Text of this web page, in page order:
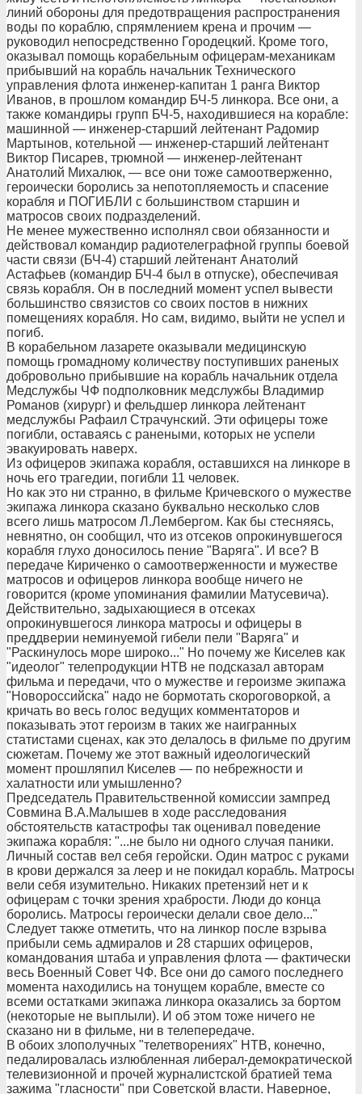
линий обороны для предотвращения распространения
воды по кораблю, спрямлением крена и прочим —
руководил непосредственно Городецкий. Кроме того,
оказывал помощь корабельным офицерам-механикам
прибывший на корабль начальник Технического
управления флота инженер-капитан 1 ранга Виктор
Иванов, в прошлом командир БЧ-5 линкора. Все они, а
также командиры групп БЧ-5, находившиеся на корабле:
машинной — инженер-старший лейтенант Радомир
Мартынов, котельной — инженер-старший лейтенант
Виктор Писарев, трюмной — инженер-лейтенант
Анатолий Михалюк, — все они тоже самоотверженно,
героически боролись за непотопляемость и спасение
корабля и ПОГИБЛИ с большинством старшин и
матросов своих подразделений.
Не менее мужественно исполнял свои обязанности и
действовал командир радиотелеграфной группы боевой
части связи (БЧ-4) старший лейтенант Анатолий
Астафьев (командир БЧ-4 был в отпуске), обеспечивая
связь корабля. Он в последний момент успел вывести
большинство связистов со своих постов в нижних
помещениях корабля. Но сам, видимо, выйти не успел и
погиб.
В корабельном лазарете оказывали медицинскую
помощь громадному количеству поступивших раненых
добровольно прибывшие на корабль начальник отдела
Медслужбы ЧФ подполковник медслужбы Владимир
Романов (хирург) и фельдшер линкора лейтенант
медслужбы Рафаил Страчунский. Эти офицеры тоже
погибли, оставаясь с ранеными, которых не успели
эвакуировать наверх.
Из офицеров экипажа корабля, оставшихся на линкоре в
ночь его трагедии, погибли 11 человек.
Но как это ни странно, в фильме Кричевского о мужестве
экипажа линкора сказано буквально несколько слов
всего лишь матросом Л.Лембергом. Как бы стесняясь,
невнятно, он сообщил, что из отсеков опрокинувшегося
корабля глухо доносилось пение "Варяга". И все? В
передаче Кириченко о самоотверженности и мужестве
матросов и офицеров линкора вообще ничего не
говорится (кроме упоминания фамилии Матусевича).
Действительно, задыхающиеся в отсеках
опрокинувшегося линкора матросы и офицеры в
преддверии неминуемой гибели пели "Варяга" и
"Раскинулось море широко..." Но почему же Киселев как
"идеолог" телепродукции НТВ не подсказал авторам
фильма и передачи, что о мужестве и героизме экипажа
"Новороссийска" надо не бормотать скороговоркой, а
кричать во весь голос ведущих комментаторов и
показывать этот героизм в таких же наигранных
статистами сценах, как это делалось в фильме по другим
сюжетам. Почему же этот важный идеологический
момент прошляпил Киселев — по небрежности и
халатности или умышленно?
Председатель Правительственной комиссии зампред
Совмина В.А.Малышев в ходе расследования
обстоятельств катастрофы так оценивал поведение
экипажа корабля: "...не было ни одного случая паники.
Личный состав вел себя геройски. Один матрос с руками
в крови держался за леер и не покидал корабль. Матросы
вели себя изумительно. Никаких претензий нет и к
офицерам с точки зрения храбрости. Люди до конца
боролись. Матросы героически делали свое дело..."
Следует также отметить, что на линкор после взрыва
прибыли семь адмиралов и 28 старших офицеров,
командования штаба и управления флота — фактически
весь Военный Совет ЧФ. Все они до самого последнего
момента находились на тонущем корабле, вместе со
всеми остатками экипажа линкора оказались за бортом
(некоторые не выплыли). И об этом тоже ничего не
сказано ни в фильме, ни в телепередаче.
В обоих злополучных "телетворениях" НТВ, конечно,
педалировалась излюбленная либерал-демократической
телевизионной и прочей журналистской братией тема
зажима "гласности" при Советской власти. Наверное,